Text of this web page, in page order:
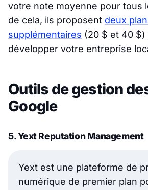
votre note moyenne pour tous
de cela, ils proposent deux
supplémentaires (20 $ et 40 $)
développer votre entreprise
Outils de gestion
Google
5. Yext Reputation Management
Yext est une plateforme de
numérique de premier plan